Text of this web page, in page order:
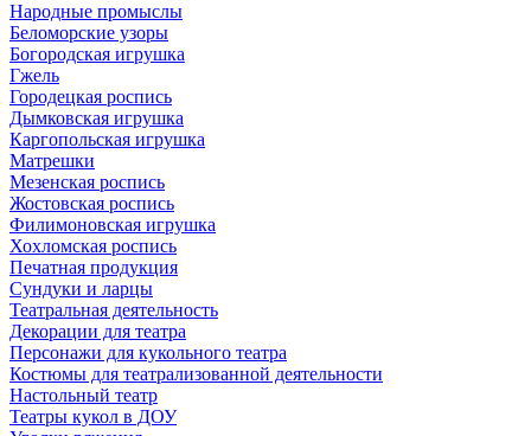
Народные промыслы
Беломорские узоры
Богородская игрушка
Гжель
Городецкая роспись
Дымковская игрушка
Каргопольская игрушка
Матрешки
Мезенская роспись
Жостовская роспись
Филимоновская игрушка
Хохломская роспись
Печатная продукция
Сундуки и ларцы
Театральная деятельность
Декорации для театра
Персонажи для кукольного театра
Костюмы для театрализованной деятельности
Настольный театр
Театры кукол в ДОУ